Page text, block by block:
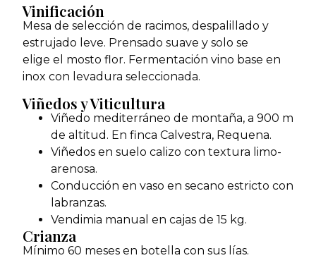
Vinificación
Mesa de selección de racimos, despalillado y
estrujado leve. Prensado suave y solo se
elige el mosto flor. Fermentación vino base en
inox con levadura seleccionada.
Viñedos y Viticultura
Viñedo mediterráneo de montaña, a 900 m
de altitud. En finca Calvestra, Requena.
Viñedos en suelo calizo con textura limo-
arenosa.
Conducción en vaso en secano estricto con
labranzas.
Vendimia manual en cajas de 15 kg.
Crianza
Mínimo 60 meses en botella con sus lías.